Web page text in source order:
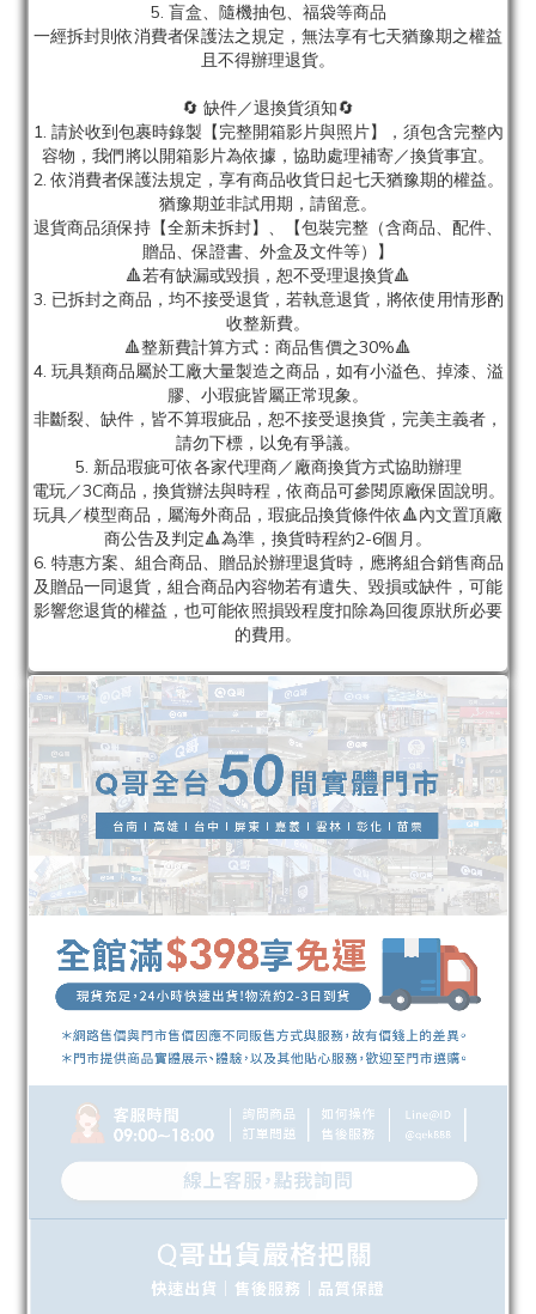
5. 盲盒、隨機抽包、福袋等商品
一經拆封則依消費者保護法之規定，無法享有七天猶豫期之權益
且不得辦理退貨。
🔄 缺件／退換貨須知🔄
1. 請於收到包裹時錄製【完整開箱影片與照片】，須包含完整內
容物，我們將以開箱影片為依據，協助處理補寄／換貨事宜。
2. 依消費者保護法規定，享有商品收貨日起七天猶豫期的權益。
猶豫期並非試用期，請留意。
退貨商品須保持【全新未拆封】、【包裝完整（含商品、配件、
贈品、保證書、外盒及文件等）】
🔺若有缺漏或毀損，恕不受理退換貨🔺
3. 已拆封之商品，均不接受退貨，若執意退貨，將依使用情形酌
收整新費。
🔺整新費計算方式：商品售價之30%🔺
4. 玩具類商品屬於工廠大量製造之商品，如有小溢色、掉漆、溢
膠、小瑕疵皆屬正常現象。
非斷裂、缺件，皆不算瑕疵品，恕不接受退換貨，完美主義者，
請勿下標，以免有爭議。
5. 新品瑕疵可依各家代理商／廠商換貨方式協助辦理
電玩／3C商品，換貨辦法與時程，依商品可參閱原廠保固說明。
玩具／模型商品，屬海外商品，瑕疵品換貨條件依🔺內文置頂廠
商公告及判定🔺為準，換貨時程約2-6個月。
6. 特惠方案、組合商品、贈品於辦理退貨時，應將組合銷售商品
及贈品一同退貨，組合商品內容物若有遺失、毀損或缺件，可能
影響您退貨的權益，也可能依照損毀程度扣除為回復原狀所必要
的費用。